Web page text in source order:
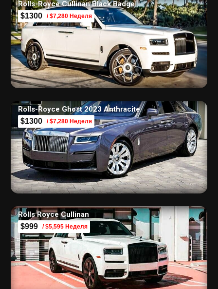
Rolls-Royce Cullinan Black Badge
$1300 / $7,280 Неделя
Rolls-Royce Ghost 2023 Anthracite
$1300 / $7,280 Неделя
Rolls Royce Cullinan
$999 / $5,595 Неделя